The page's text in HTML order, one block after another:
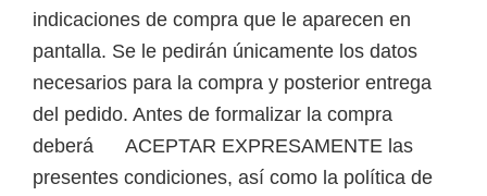
indicaciones de compra que le aparecen en
pantalla. Se le pedirán únicamente los datos
necesarios para la compra y posterior entrega
del pedido. Antes de formalizar la compra
deberá ACEPTAR EXPRESAMENTE las
presentes condiciones, así como la política de